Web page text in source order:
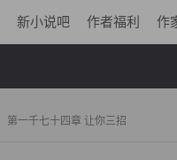
新小说吧 作者福利 作
第一千七十四章 让你三招